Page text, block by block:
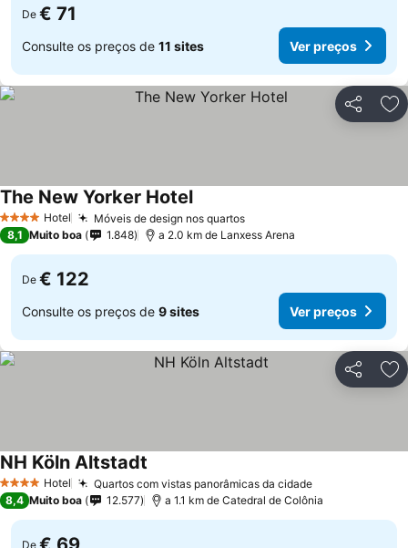
De € 71
Consulte os preços de 11 sites Ver preços
Partilhar
4 EstrelasHotel Móveis de design nos quartos
The New Yorker Hotel
8,1 Muito boa 1.848 a 2.0 km de Lanxess Arena
De € 122
Consulte os preços de 9 sites Ver preços
Partilhar
4 EstrelasHotel Quartos com vistas panorâmicas da cidade
NH Köln Altstadt
8,4 Muito boa 12.577 a 1.1 km de Catedral de Colônia
De